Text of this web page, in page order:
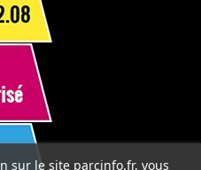
sur le site parcinfo.fr, vous